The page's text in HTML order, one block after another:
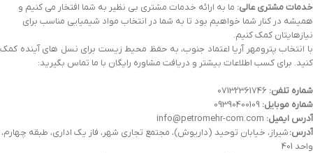
خدمات مشتری عالی: ما به ارائه خدمات مشتری بی نظیر به شما افتخار می کنیم و
همیشه در کنار شما خواهیم بود تا به شما در انتخاب مواد شیمیایی مناسب برای
نیازهایتان کمک کنیم.
با انتخاب پترومهر آریا اعتماد جنوب، به حفظ محیط زیست برای نسل های آینده کمک
کنید. برای کسب اطلاعات بیشتر و دریافت مشاوره رایگان با ما تماس بگیرید:
شماره تلفن:
شماره موبایل:
آدرس ایمیل:
آدرس:شیراز، خیابان توحید (داریوش)، مجتمع تجاری شهر، فاز یک اداری، طبقه چهارم،
واحد 401